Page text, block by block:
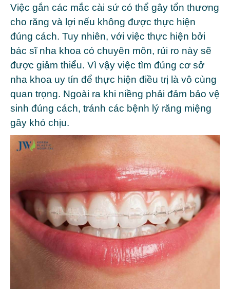
Việc gắn các mắc cài sứ có thể gây tổn thương
cho răng và lợi nếu không được thực hiện
đúng cách. Tuy nhiên, với việc thực hiện bởi
bác sĩ nha khoa có chuyên môn, rủi ro này sẽ
được giảm thiểu. Vì vậy việc tìm đúng cơ sở
nha khoa uy tín để thực hiện điều trị là vô cùng
quan trọng. Ngoài ra khi niềng phải đảm bảo vệ
sinh đúng cách, tránh các bệnh lý răng miệng
gây khó chịu.